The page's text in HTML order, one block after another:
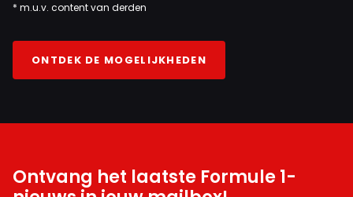
* m.u.v. content van derden
ONTDEK DE MOGELIJKHEDEN
Ontvang het laatste Formule 1-